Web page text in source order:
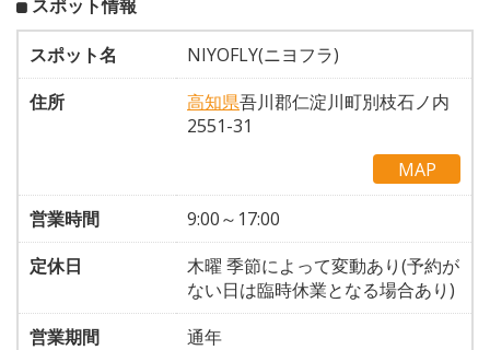
スポット情報
スポット名
NIYOFLY(ニヨフラ)
住所
高知県吾川郡仁淀川町別枝石ノ内
2551-31
MAP
営業時間
9:00～17:00
定休日
木曜 季節によって変動あり(予約が
ない日は臨時休業となる場合あり)
営業期間
通年